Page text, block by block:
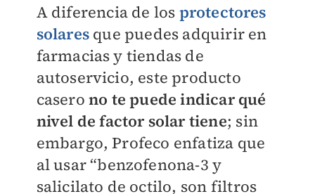
A diferencia de los protectores
solaresque puedes adquirir en
farmacias y tiendas de
autoservicio, este producto
casero no te puede indicar qué
nivel de factor solar tiene; sin
embargo, Profeco enfatiza que
al usar “benzofenona-3 y
salicilato de octilo, son filtros